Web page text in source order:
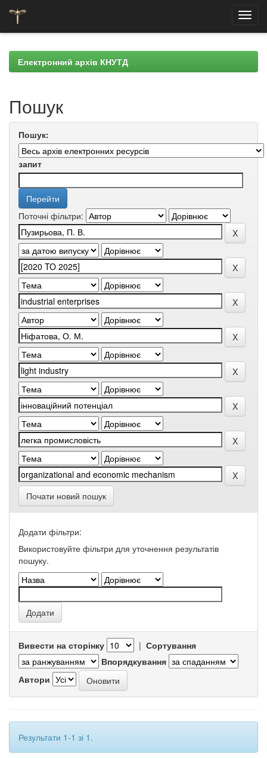
navigationЕлектронний архів КНУТД
Пошук
Пошук:
запит
Поточні фільтри:
Почати новий пошук
Додати фільтри:
Використовуйте фільтри для уточнення результатів
пошуку.
Вивести на сторінку | Сортування
Впорядкування
Автори
Результати 1-1 зі 1.